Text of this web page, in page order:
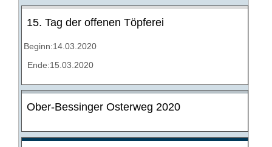
15. Tag der offenen Töpferei
Beginn:14.03.2020
Ende:15.03.2020
Ober-Bessinger Osterweg 2020